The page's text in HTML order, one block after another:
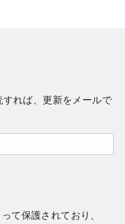
れば、更新をメールで
て保護されており、